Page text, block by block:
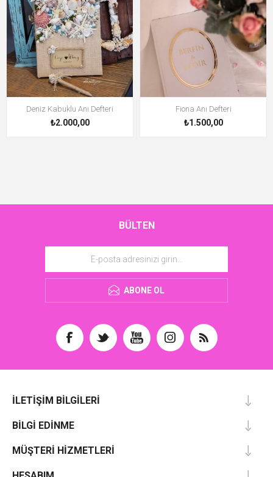
Deniz Kabuklu Anı Defteri
₺2.000,00
Fiona Anı Defteri
₺1.500,00
BÜLTEN
ABONE OL
İLETIŞIM BILGILERI
BILGI EDINME
MÜŞTERI HIZMETLERI